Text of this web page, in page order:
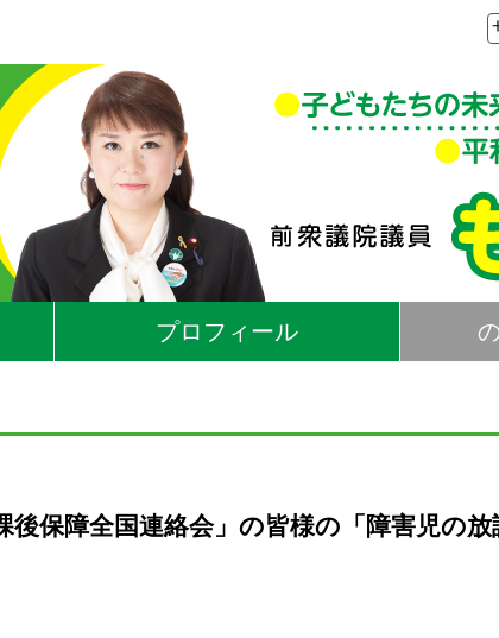
プロフィール
後保障全国連絡会」の皆様の「障害児の